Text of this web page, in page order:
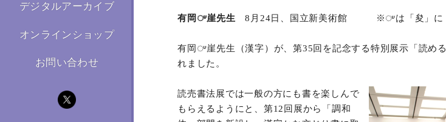
デジタルアーカイブ
オンラインショップ
お問い合わせ
有岡ᤸ崖先生 8月24日、国立新美術館 ※ᤸは「夋」に
有岡ᤸ崖先生（漢字）が、第35回を記念する特別展示「読め
れました。
読売書法展では一般の方にも書を楽しんで
もらえるようにと、第12回展から「調和
お問い合わせ